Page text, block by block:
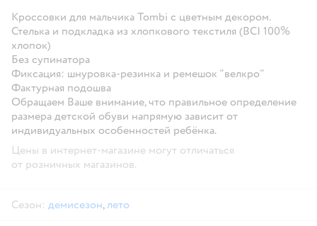
Кроссовки для мальчика Tombi с цветным декором.
Стелька и подкладка из хлопкового текстиля (BCI 100%
хлопок)
Без супинатора
Фиксация: шнуровка-резинка и ремешок "велкро"
Фактурная подошва
Обращаем Ваше внимание, что правильное определение
размера детской обуви напрямую зависит от
индивидуальных особенностей ребёнка.
Цены в интернет-магазине могут отличаться
от розничных магазинов.
Сезон: демисезон,лето